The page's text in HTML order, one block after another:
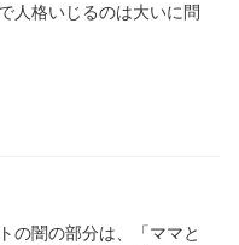
人格いじるのは大いに問
の闇の部分は、「ママと